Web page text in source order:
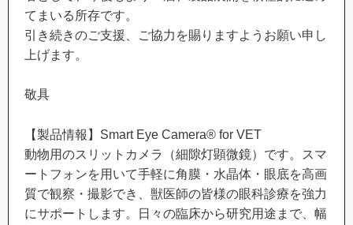
てまいる所存です。
引き続きのご支援、ご協力を賜りますようお願い申し
上げます。
敬具
【製品情報】Smart Eye Camera® for VET
動物用のスリットカメラ（細隙灯顕微鏡）です。スマ
ートフォンを用いて手軽に角膜・水晶体・眼底を高画
質で観察・撮影でき、獣医師の皆様の眼科診療を強力
にサポートします。日々の臨床から研究用途まで、幅